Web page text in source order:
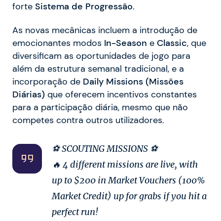
forte Sistema de Progressão.
As novas mecânicas incluem a introdução de
emocionantes modos In-Season e Classic, que
diversificam as oportunidades de jogo para
além da estrutura semanal tradicional, e a
incorporação de Daily Missions (Missões
Diárias) que oferecem incentivos constantes
para a participação diária, mesmo que não
competes contra outros utilizadores.
⚽️ SCOUTING MISSIONS ⚽️
🔥 4 different missions are live, with
up to $200 in Market Vouchers (100%
Market Credit) up for grabs if you hit a
perfect run!